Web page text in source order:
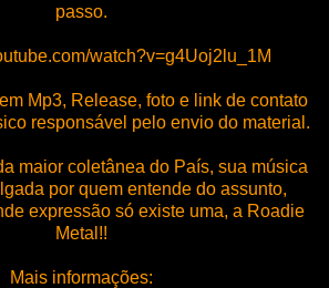
passo.
watch?v=g4Uoj2lu_1M
Mp3, Release, foto e link de contato
responsável pelo envio do material.
maior coletânea do País, sua música
por quem entende do assunto,
expressão só existe uma, a Roadie
Metal!!
Mais informações: